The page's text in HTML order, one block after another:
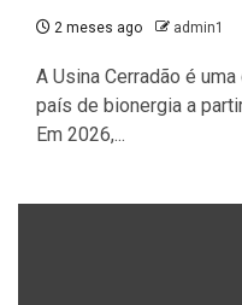
2 meses ago admin1
A Usina Cerradão é
país de bionergia a
Em 2026,...